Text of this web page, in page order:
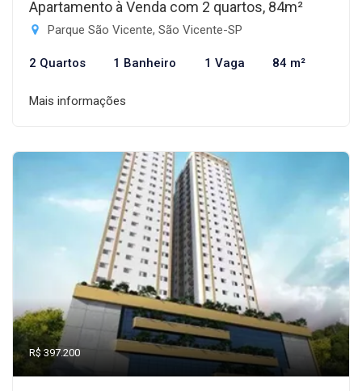
Apartamento à Venda com 2 quartos, 84m²
Parque São Vicente, São Vicente-SP
2 Quartos 1 Banheiro 1 Vaga 84 m²
Mais informações
R$ 397.200